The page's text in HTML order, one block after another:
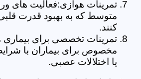
تمرینات هوازی:فعالیت های
متوسط که به بهبود قدرت
کنند.
تمرینات تخصصی برای
مخصوص برای بیماران با
یا اختلالات عصبی.